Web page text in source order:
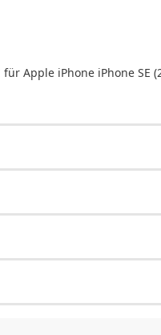
Apple iPhone iPhone SE